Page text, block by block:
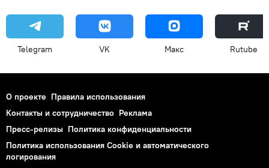
Telegram VK Макс Rutube
О проекте Правила использования
Контакты и сотрудничество Реклама
Пресс-релизы Политика конфиденциальности
Политика использования Cookie и автоматического
логирования